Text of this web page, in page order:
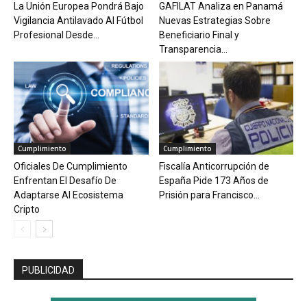
La Unión Europea Pondrá Bajo
Vigilancia Antilavado Al Fútbol
Profesional Desde...
GAFILAT Analiza en Panamá
Nuevas Estrategias Sobre
Beneficiario Final y
Transparencia...
Cumplimiento
Oficiales De Cumplimiento
Enfrentan El Desafío De
Adaptarse Al Ecosistema
Cripto
Cumplimiento
Fiscalía Anticorrupción de
España Pide 173 Años de
Prisión para Francisco...
PUBLICIDAD